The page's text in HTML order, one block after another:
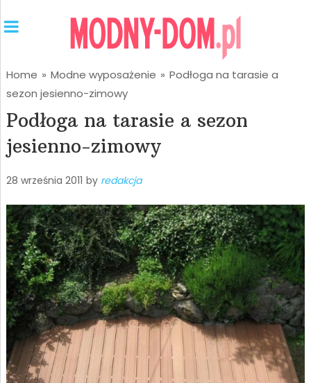
Home » Modne wyposażenie » Podłoga na tarasie a
sezon jesienno-zimowy
Podłoga na tarasie a sezon
jesienno-zimowy
28 września 2011 by redakcja